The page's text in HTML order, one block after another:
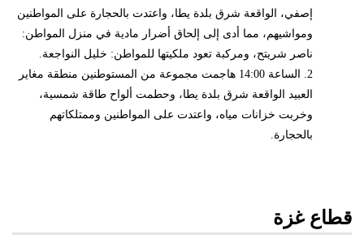
إصفي، الواقعة شرق بلدة يطا، واعتدت بالحجارة على المواطنين
ومواشيهم، مما أدى إلى إلحاق أضرار مادية في منزل المواطن:
ناصر شريتح، ومركبة تعود ملكيتها للمواطن: خليل النواجعة.
2. الساعة 14:00 هاجمت مجموعة من المستوطنين منطقة مغاير
العبيد الواقعة شرق بلدة يطا، وحطمت ألواح طاقة شمسية،
وخربت خزانات مياه، واعتدت على المواطنين وممتلكاتهم
بالحجارة.
قطاع غزة